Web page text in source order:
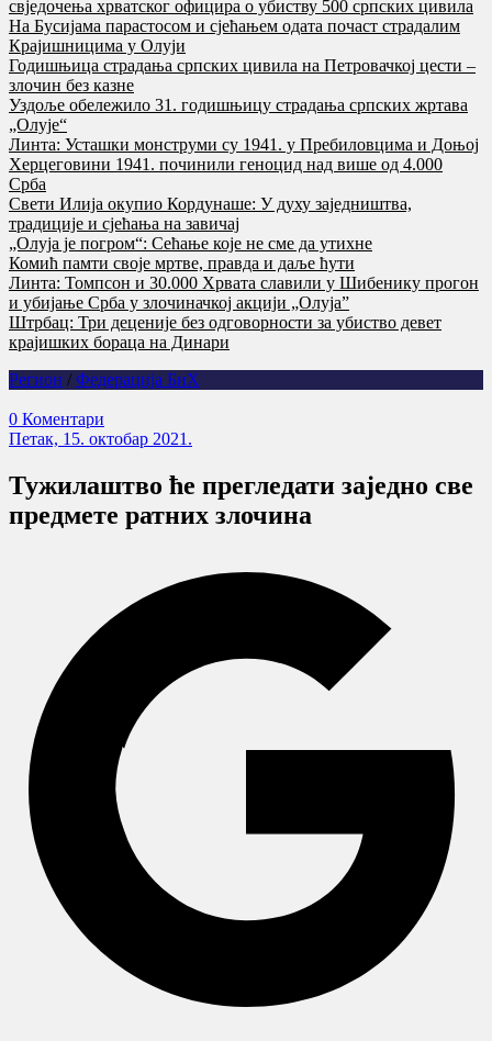
свједочења хрватског официра о убиству 500 српских цивила
На Бусијама парастосом и сјећањем одата почаст страдалим
Крајишницима у Олуји
Годишњица страдања српских цивила на Петровачкој цести –
злочин без казне
Уздоље обележило 31. годишњицу страдања српских жртава
„Олује“
Линта: Усташки монструми су 1941. у Пребиловцима и Доњој
Херцеговини 1941. починили геноцид над више од 4.000
Срба
Свети Илија окупио Кордунаше: У духу заједништва,
традиције и сјећања на завичај
„Олуја је погром“: Сећање које не сме да утихне
Комић памти своје мртве, правда и даље ћути
Линта: Томпсон и 30.000 Хрвата славили у Шибенику прогон
и убијање Срба у злочиначкој акцији „Олуја”
Штрбац: Три деценије без одговорности за убиство девет
крајишких бораца на Динари
Регион / Федерација БиХ
0 Коментари
Петак, 15. октобар 2021.
Тужилаштво ће прегледати заједно све
предмете ратних злочина